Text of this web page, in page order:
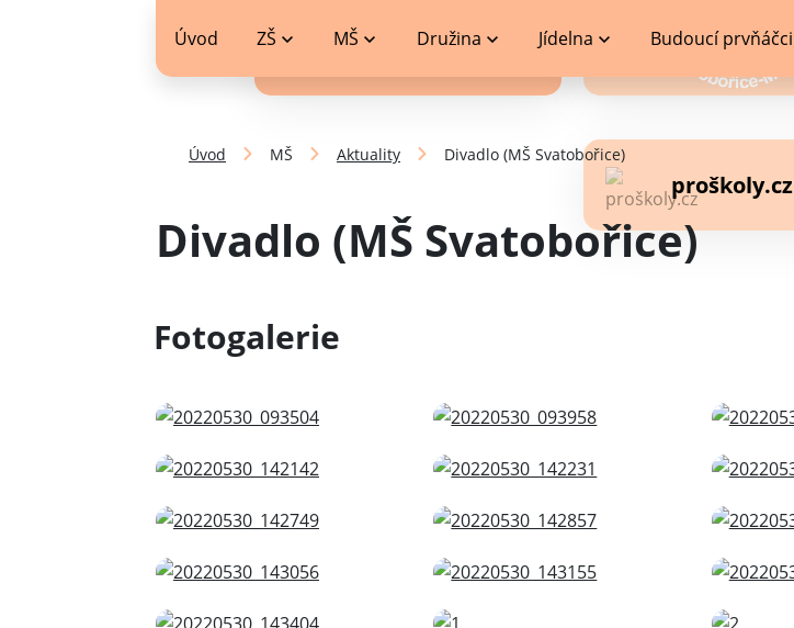
Úvod ZŠ MŠ Družina Jídelna Budoucí prvňáčci
jídelníček
proškoly.cz
Úvod MŠ Aktuality Divadlo (MŠ Svatobořice)
Divadlo (MŠ Svatobořice)
Fotogalerie